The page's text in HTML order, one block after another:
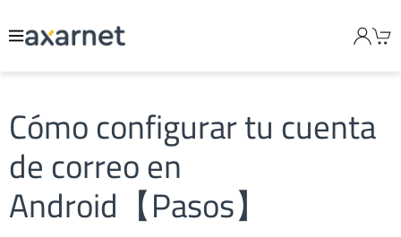
Cómo configurar tu cuenta
de correo en
Android【Pasos】